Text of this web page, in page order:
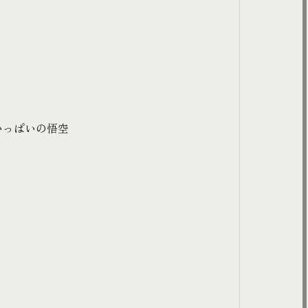
ぱいの悟空